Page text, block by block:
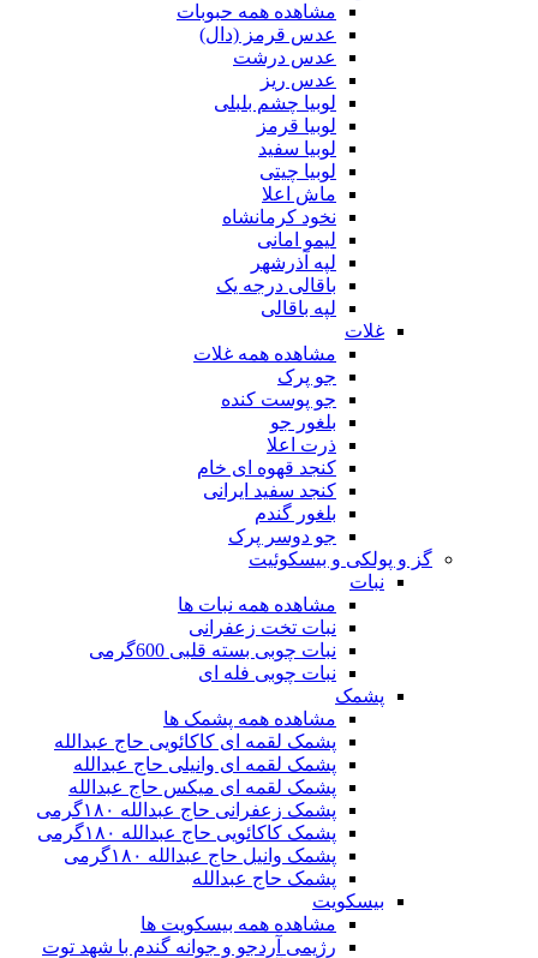
مشاهده همه حبوبات
عدس قرمز (دال)
عدس درشت
عدس ریز
لوبیا چشم بلبلی
لوبیا قرمز
لوبیا سفید
لوبیا چیتی
ماش اعلا
نخود کرمانشاه
لیمو امانی
لپه آذرشهر
باقالی درجه یک
لپه باقالی
غلات
مشاهده همه غلات
جو پرک
جو پوست کنده
بلغور جو
ذرت اعلا
کنجد قهوه ای خام
کنجد سفید ایرانی
بلغور گندم
جو دوسر پرک
گز و پولکی و بیسکوئیت
نبات
مشاهده همه نبات ها
نبات تخت زعفرانی
نبات چوبی بسته قلبی 600گرمی
نبات چوبی فله ای
پشمک
مشاهده همه پشمک ها
پشمک لقمه ای کاکائویی حاج عبدالله
پشمک لقمه ای وانیلی حاج عبدالله
پشمک لقمه ای میکس حاج عبدالله
پشمک زعفرانی حاج عبدالله ۱۸۰گرمی
پشمک کاکائویی حاج عبدالله ۱۸۰گرمی
پشمک وانیل حاج عبدالله ۱۸۰گرمی
پشمک حاج عبدالله
بیسکویت
مشاهده همه بیسکویت ها
رژیمی آردجو و جوانه گندم با شهد توت